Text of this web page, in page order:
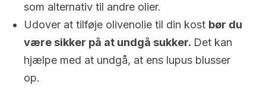
som alternativ til andre olier.
Udover at tilføje olivenolie til din kost bør du
være sikker på at undgå sukker. Det kan
hjælpe med at undgå, at ens lupus blusser
op.